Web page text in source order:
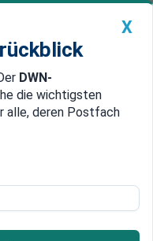
Premium
China
Senator
X
DWN-
die wichtigsten
alle, deren Postfach